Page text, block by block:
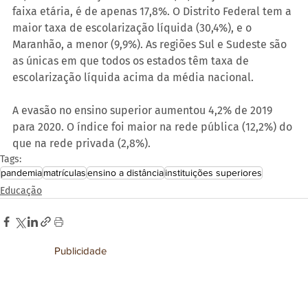
faixa etária, é de apenas 17,8%. O Distrito Federal tem a
maior taxa de escolarização líquida (30,4%), e o
Maranhão, a menor (9,9%). As regiões Sul e Sudeste são
as únicas em que todos os estados têm taxa de
escolarização líquida acima da média nacional.
A evasão no ensino superior aumentou 4,2% de 2019
para 2020. O índice foi maior na rede pública (12,2%) do
que na rede privada (2,8%).
Tags:
pandemiamatrículasensino a distânciainstituições superiores
Educação
Publicidade